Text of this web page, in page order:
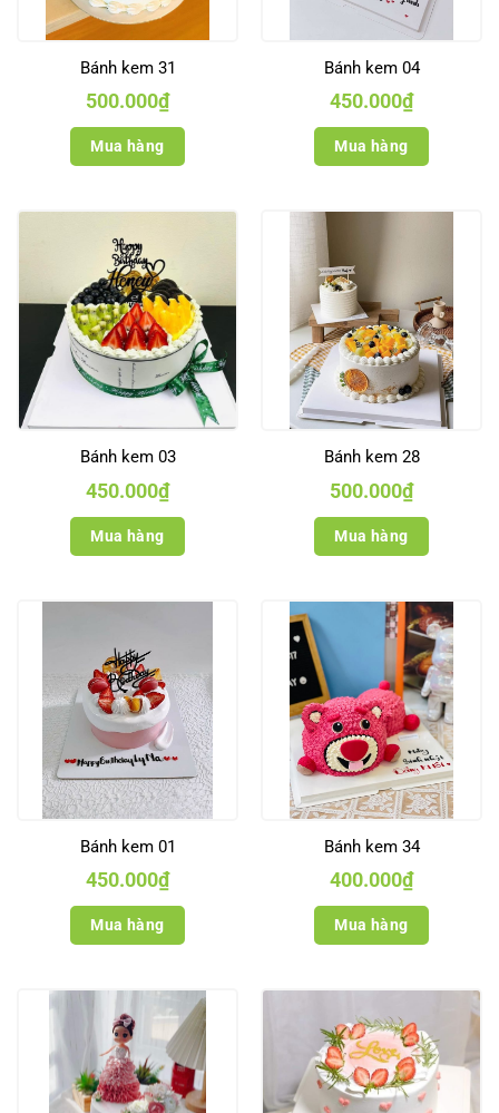
Bánh kem 31
500.000₫
Mua hàng
Bánh kem 04
450.000₫
Mua hàng
Bánh kem 03
450.000₫
Mua hàng
Bánh kem 28
500.000₫
Mua hàng
Bánh kem 01
450.000₫
Mua hàng
Bánh kem 34
400.000₫
Mua hàng